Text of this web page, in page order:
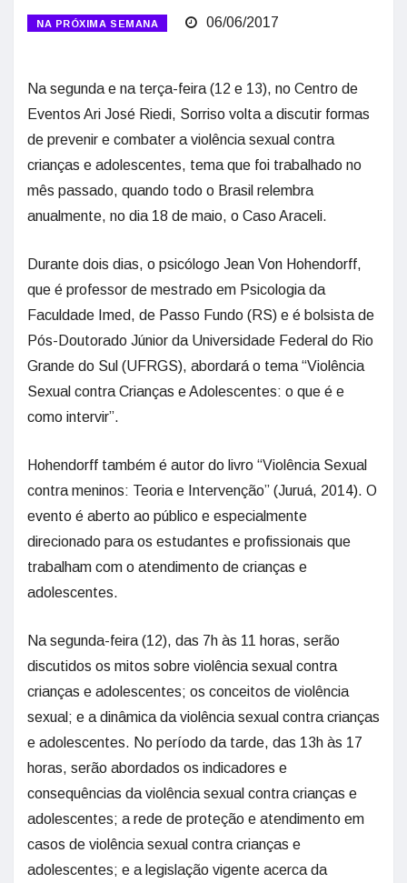
NA PRÓXIMA SEMANA 06/06/2017
Na segunda e na terça-feira (12 e 13), no Centro de
Eventos Ari José Riedi, Sorriso volta a discutir formas
de prevenir e combater a violência sexual contra
crianças e adolescentes, tema que foi trabalhado no
mês passado, quando todo o Brasil relembra
anualmente, no dia 18 de maio, o Caso Araceli.
Durante dois dias, o psicólogo Jean Von Hohendorff,
que é professor de mestrado em Psicologia da
Faculdade Imed, de Passo Fundo (RS) e é bolsista de
Pós-Doutorado Júnior da Universidade Federal do Rio
Grande do Sul (UFRGS), abordará o tema “Violência
Sexual contra Crianças e Adolescentes: o que é e
como intervir”.
Hohendorff também é autor do livro “Violência Sexual
contra meninos: Teoria e Intervenção” (Juruá, 2014). O
evento é aberto ao público e especialmente
direcionado para os estudantes e profissionais que
trabalham com o atendimento de crianças e
adolescentes.
Na segunda-feira (12), das 7h às 11 horas, serão
discutidos os mitos sobre violência sexual contra
crianças e adolescentes; os conceitos de violência
sexual; e a dinâmica da violência sexual contra crianças
e adolescentes. No período da tarde, das 13h às 17
horas, serão abordados os indicadores e
consequências da violência sexual contra crianças e
adolescentes; a rede de proteção e atendimento em
casos de violência sexual contra crianças e
adolescentes; e a legislação vigente acerca da